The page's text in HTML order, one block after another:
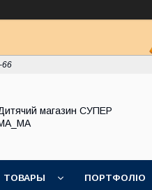
66
магазин СУПЕР
ТОВАРЫ ПОРТФОЛІО